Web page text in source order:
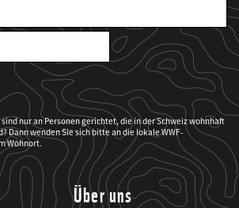
nur an Personen gerichtet, die in der Schweiz wohnhaft
Dann wenden Sie sich bitte an die lokale WWF-
Wohnort.
Über uns